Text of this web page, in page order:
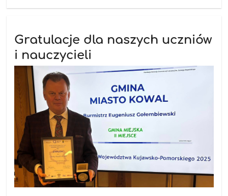
Gratulacje dla naszych uczniów
i nauczycieli